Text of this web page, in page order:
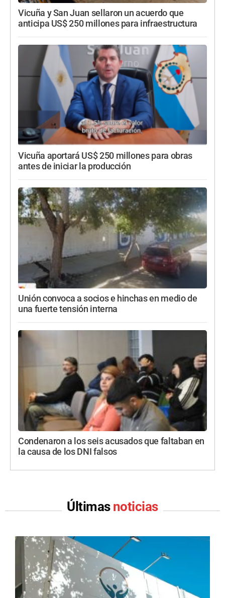
Vicuña y San Juan sellaron un acuerdo que
anticipa US$ 250 millones para infraestructura
Vicuña aportará US$ 250 millones para obras
antes de iniciar la producción
Unión convoca a socios e hinchas en medio de
una fuerte tensión interna
Condenaron a los seis acusados que faltaban en
la causa de los DNI falsos
Últimas noticias